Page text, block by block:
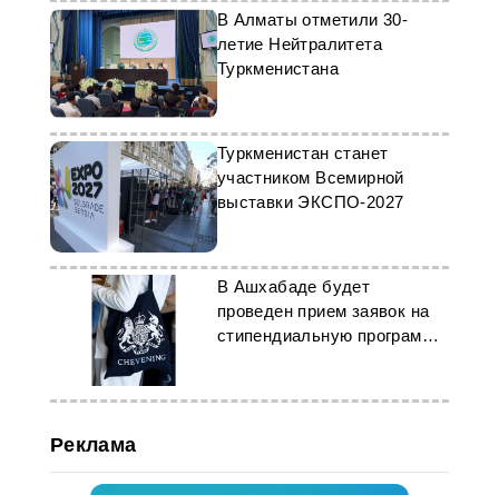
В Алматы отметили 30-
летие Нейтралитета
Туркменистана
Туркменистан станет
участником Всемирной
выставки ЭКСПО-2027
В Ашхабаде будет
проведен прием заявок на
стипендиальную программу
Реклама